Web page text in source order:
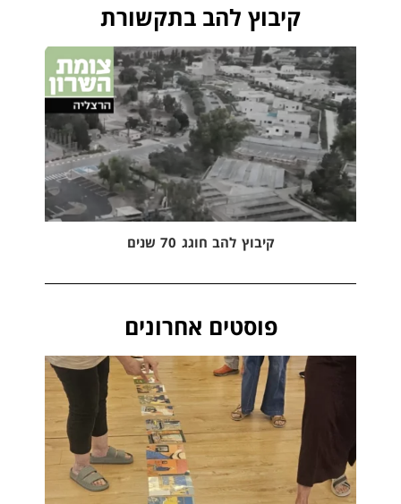
קיבוץ להב בתקשורת
קיבוץ להב חוגג 70 שנים
פוסטים אחרונים